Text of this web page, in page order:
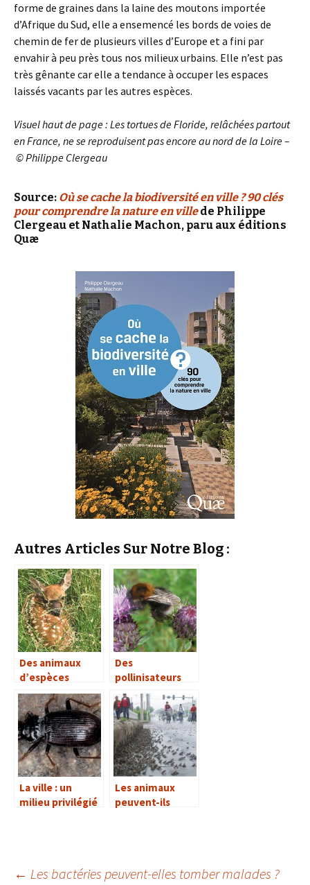
forme de graines dans la laine des moutons importée
d’Afrique du Sud, elle a ensemencé les bords de voies de
chemin de fer de plusieurs villes d’Europe et a fini par
envahir à peu près tous nos milieux urbains. Elle n’est pas
très gênante car elle a tendance à occuper les espaces
laissés vacants par les autres espèces.
Visuel haut de page : Les tortues de Floride, relâchées partout
en France, ne se reproduisent pas encore au nord de la Loire –
© Philippe Clergeau
Source: Où se cache la biodiversité en ville ? 90 clés
pour comprendre la nature en villede Philippe
Clergeau et Nathalie Machon, paru aux éditions
Quæ
Autres Articles Sur Notre Blog :
Des animaux
d’espèces
différentes
peuvent-ils
s’accoupler ?
Des
pollinisateurs
dans la ville
La ville : un
milieu privilégié
Les animaux
peuvent-ils
← Les bactéries peuvent-elles tomber malades ?